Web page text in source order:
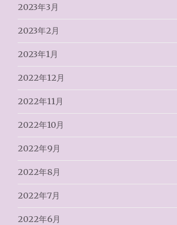
2023年3月
2023年2月
2023年1月
2022年12月
2022年11月
2022年10月
2022年9月
2022年8月
2022年7月
2022年6月